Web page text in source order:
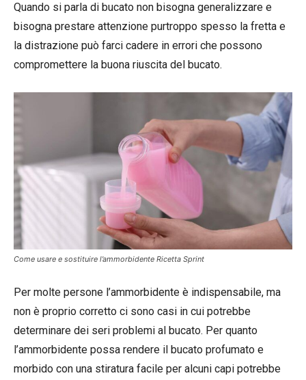
Quando si parla di bucato non bisogna generalizzare e
bisogna prestare attenzione purtroppo spesso la fretta e
la distrazione può farci cadere in errori che possono
compromettere la buona riuscita del bucato.
Come usare e sostituire l’ammorbidente Ricetta Sprint
Per molte persone l’ammorbidente è indispensabile, ma
non è proprio corretto ci sono casi in cui potrebbe
determinare dei seri problemi al bucato. Per quanto
l’ammorbidente possa rendere il bucato profumato e
morbido con una stiratura facile per alcuni capi potrebbe